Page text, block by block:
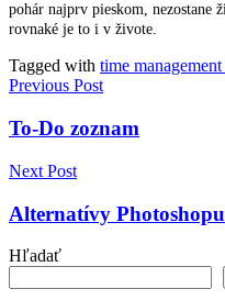
pohár najprv pieskom, nezostane
rovnaké je to i v živote.
Tagged with time
Navigácia
v
Previous Post
To-Do zoznam
Next Post
Alternatívy Photoshopu
Hľadať